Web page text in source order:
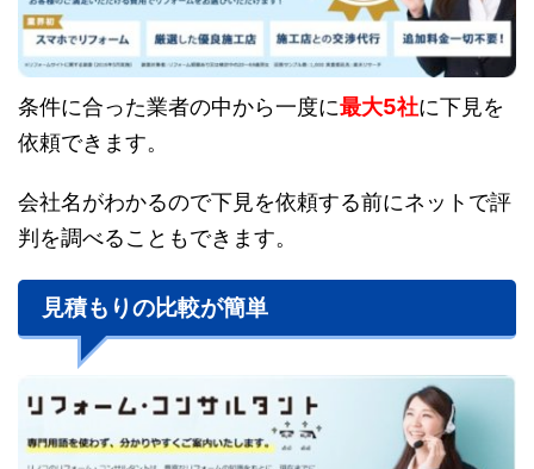
条件に合った業者の中から一度に最大5社に下見を
依頼できます。
会社名がわかるので下見を依頼する前にネットで評
判を調べることもできます。
見積もりの比較が簡単